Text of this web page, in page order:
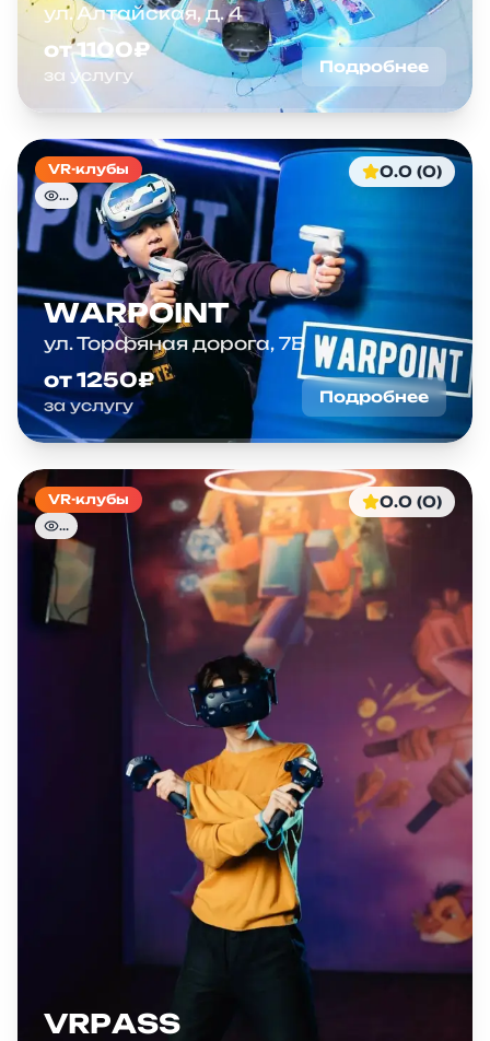
ул. Алтайская, д. 4
от 1100₽
за услугу Подробнее
VR-клубы
...
0.0 (0)
WARPOINT
ул. Торфяная дорога, 7Б
от 1250₽
за услугу Подробнее
VR-клубы
...
0.0 (0)
VRPASS